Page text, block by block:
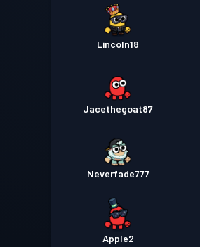
Lincoln18
Jacethegoat87
Neverfade777
Apple2